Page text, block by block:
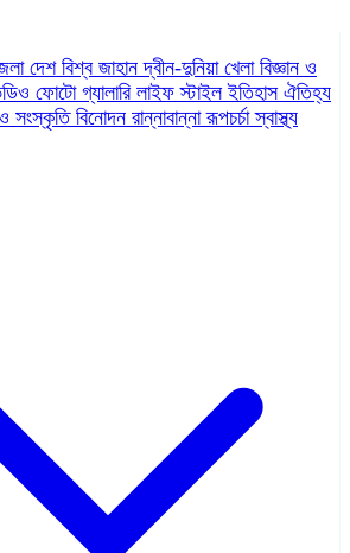
দেশ বিশ্ব জাহানদ্বীন-দুনিয়া খেলা বিজ্ঞান ও
ফোটো গ্যালারি লাইফ স্টাইলইতিহাস ঐতিহ্য
সংস্কৃতিবিনোদন রান্নাবান্নারূপচর্চাস্বাস্থ্য